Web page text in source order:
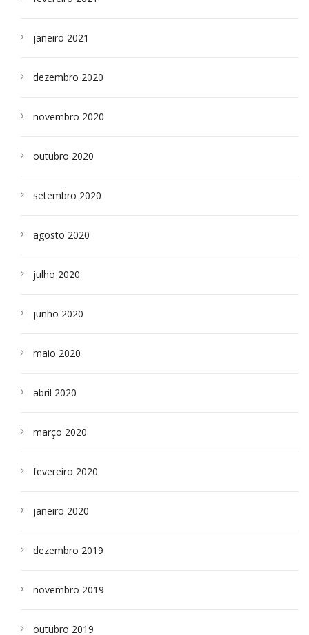
janeiro 2021
dezembro 2020
novembro 2020
outubro 2020
setembro 2020
agosto 2020
julho 2020
junho 2020
maio 2020
abril 2020
março 2020
fevereiro 2020
janeiro 2020
dezembro 2019
novembro 2019
outubro 2019